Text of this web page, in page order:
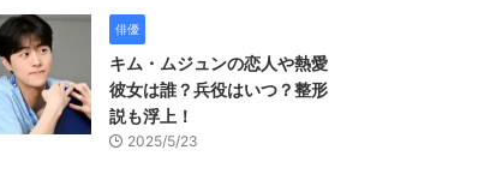
俳優
キム・ムジュンの恋人や熱愛
彼女は誰？兵役はいつ？整形
説も浮上！
2025/5/23